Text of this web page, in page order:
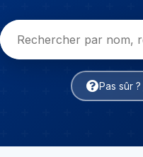
Pas sûr ?